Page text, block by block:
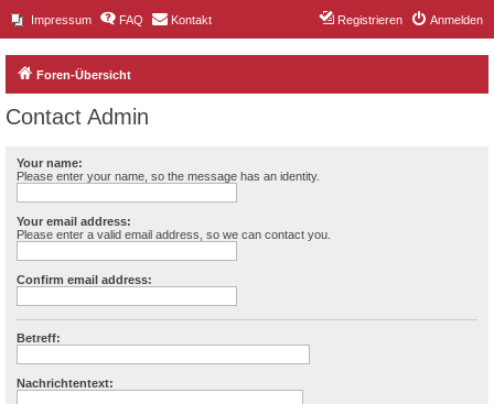
Impressum FAQ Kontakt Anmelden
Registrieren
Foren-Übersicht
Contact Admin
Your name:
Please enter your name, so the message has an identity.
Your email address:
Please enter a valid email address, so we can contact you.
Confirm email address:
Betreff:
Nachrichtentext: